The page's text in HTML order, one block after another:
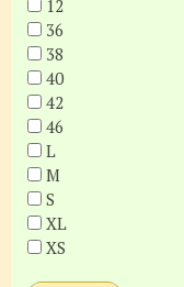
12
36
38
40
42
46
L
M
S
XL
XS